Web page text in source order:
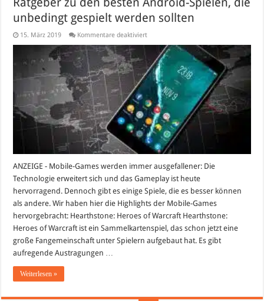
unbedingt gespielt werden sollten
15. März 2019 Kommentare deaktiviertfür
den
besten
Android-
Spielen,
unbedingt
gespielt
werden
sollten
ANZEIGE - Mobile-Games werden immer ausgefallener: Die
Technologie erweitert sich und das Gameplay ist heute
hervorragend. Dennoch gibt es einige Spiele, die es besser können
als andere. Wir haben hier die Highlights der Mobile-Games
hervorgebracht: Hearthstone: Heroes of Warcraft Hearthstone:
Heroes of Warcraft ist ein Sammelkartenspiel, das schon jetzt eine
große Fangemeinschaft unter Spielern aufgebaut hat. Es gibt
aufregende Austragungen …
Weiterlesen »